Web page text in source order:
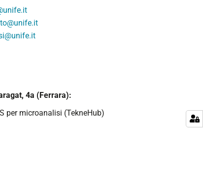
4a (Ferrara):
per microanalisi (TekneHub)